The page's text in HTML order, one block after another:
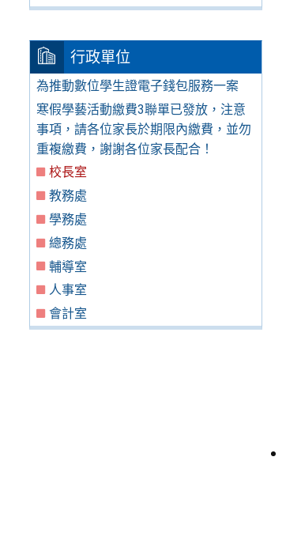
行政單位
為推動數位學生證電子錢包服務一案
寒假學藝活動繳費3聯單已發放，注意
事項，請各位家長於期限內繳費，並勿
重複繳費，謝謝各位家長配合！
校長室
教務處
學務處
總務處
輔導室
人事室
會計室